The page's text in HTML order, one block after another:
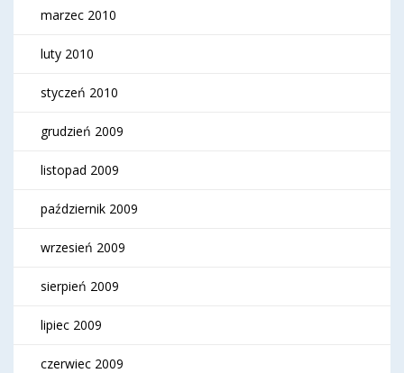
marzec 2010
luty 2010
styczeń 2010
grudzień 2009
listopad 2009
październik 2009
wrzesień 2009
sierpień 2009
lipiec 2009
czerwiec 2009